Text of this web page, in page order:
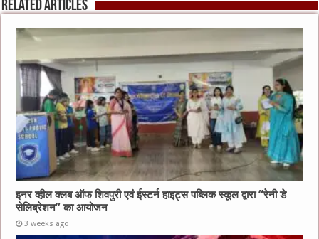
Related Articles
इनर व्हील क्लब ऑफ शिवपुरी एवं ईस्टर्न हाइट्स पब्लिक स्कूल द्वारा “रेनी डे
सेलिब्रेशन” का आयोजन
3 weeks ago